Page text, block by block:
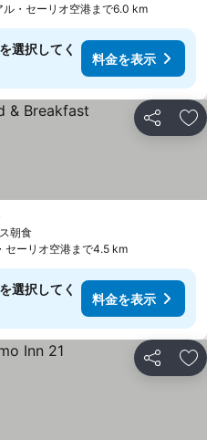
ル・セーリオ空港まで6.0 km
選択してく
料金を表示
シェア お
朝食
セーリオ空港まで4.5 km
選択してく
料金を表示
シェア お